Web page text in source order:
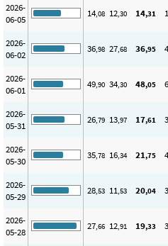
2026-
06-05
14,08 12,30 14,31
2026-
06-02
36,98 27,68 36,95
2026-
06-01
49,90 34,30 48,05
2026-
05-31
26,79 13,97 17,61
2026-
05-30
35,78 16,34 21,75
2026-
05-29
28,53 11,53 20,04
2026-
05-28
27,66 12,91 19,33